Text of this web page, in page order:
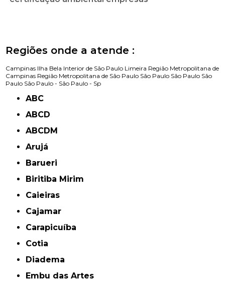
Regiões onde a atende :
Campinas Ilha Bela Interior de São Paulo Limeira Região Metropolitana de
Campinas Região Metropolitana de São Paulo São Paulo São Paulo São
Paulo São Paulo - São Paulo - Sp
ABC
ABCD
ABCDM
Arujá
Barueri
Biritiba Mirim
Caieiras
Cajamar
Carapicuíba
Cotia
Diadema
Embu das Artes